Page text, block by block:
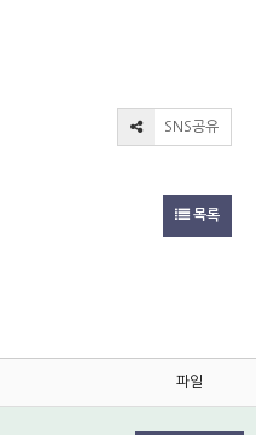
SNS공유
목록
파일